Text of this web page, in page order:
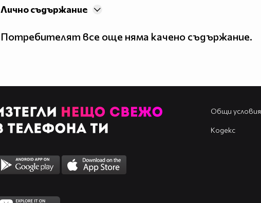
Лично съдържание
Потребителят все още няма качено съдържание.
Общи условия
Кодекс